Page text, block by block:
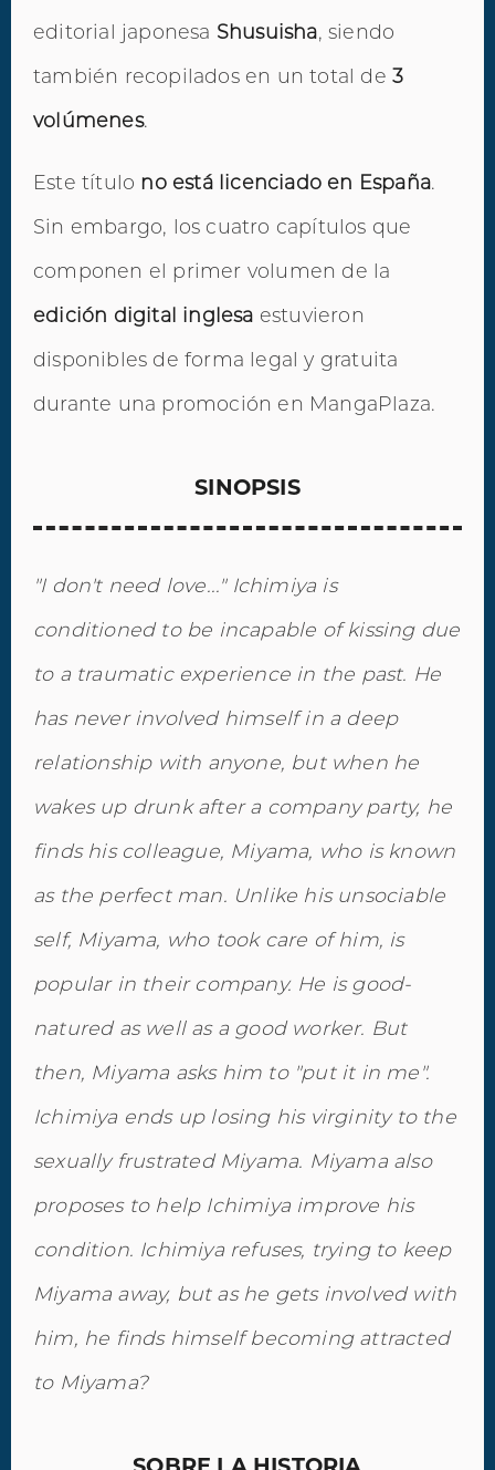
editorial japonesa Shusuisha, siendo
también recopilados en un total de3
volúmenes.
Este título no está licenciado en España.
Sin embargo, los cuatro capítulos que
componen el primer volumen de la
edición digital inglesa estuvieron
disponibles de forma legal y gratuita
durante una promoción en MangaPlaza.
SINOPSIS
"I don't need love..." Ichimiya is
conditioned to be incapable of kissing due
to a traumatic experience in the past. He
has never involved himself in a deep
relationship with anyone, but when he
wakes up drunk after a company party, he
finds his colleague, Miyama, who is known
as the perfect man. Unlike his unsociable
self, Miyama, who took care of him, is
popular in their company. He is good-
natured as well as a good worker. But
then, Miyama asks him to "put it in me".
Ichimiya ends up losing his virginity to the
sexually frustrated Miyama. Miyama also
proposes to help Ichimiya improve his
condition. Ichimiya refuses, trying to keep
Miyama away, but as he gets involved with
him, he finds himself becoming attracted
to Miyama?